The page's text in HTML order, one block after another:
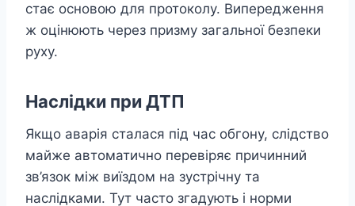
стає основою для протоколу. Випередження
ж оцінюють через призму загальної безпеки
руху.
Наслідки при ДТП
Якщо аварія сталася під час обгону, слідство
майже автоматично перевіряє причинний
зв’язок між виїздом на зустрічну та
наслідками. Тут часто згадують і норми